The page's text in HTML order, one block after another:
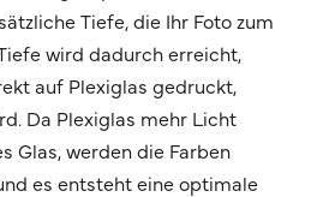
Tiefe, die Ihr Foto zum
wird dadurch erreicht,
auf Plexiglas gedruckt,
Da Plexiglas mehr Licht
Glas, werden die Farben
es entsteht eine optimale